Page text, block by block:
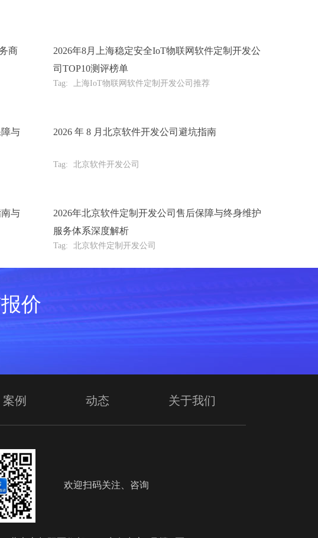
商
2026年8月上海稳定安全IoT物联网软件定制开发公
司TOP10测评榜单
Tag: 上海IoT物联网软件定制开发公司推荐
与
2026 年 8 月北京软件开发公司避坑指南
Tag: 北京软件开发公司
与
2026年北京软件定制开发公司售后保障与终身维护
服务体系深度解析
Tag: 北京软件定制开发公司
价
案例 动态 关于我们
欢迎扫码关注、咨询